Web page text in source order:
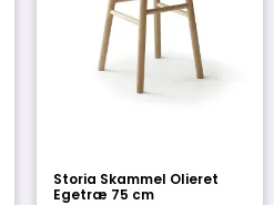
Storia Skammel Olieret
Egetræ 75 cm